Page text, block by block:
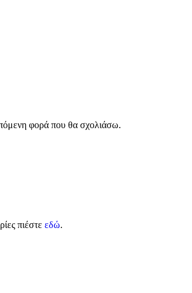
φορά που θα σχολιάσω.
πιέστε εδώ.